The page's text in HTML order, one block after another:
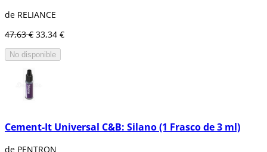
de RELIANCE
47,63 € 33,34 €
No disponible
Cement-It Universal C&B: Silano (1 Frasco de 3 ml)
de PENTRON